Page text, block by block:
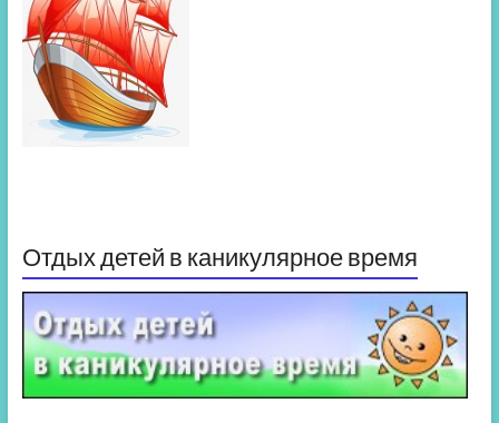
Отдых детей в каникулярное время